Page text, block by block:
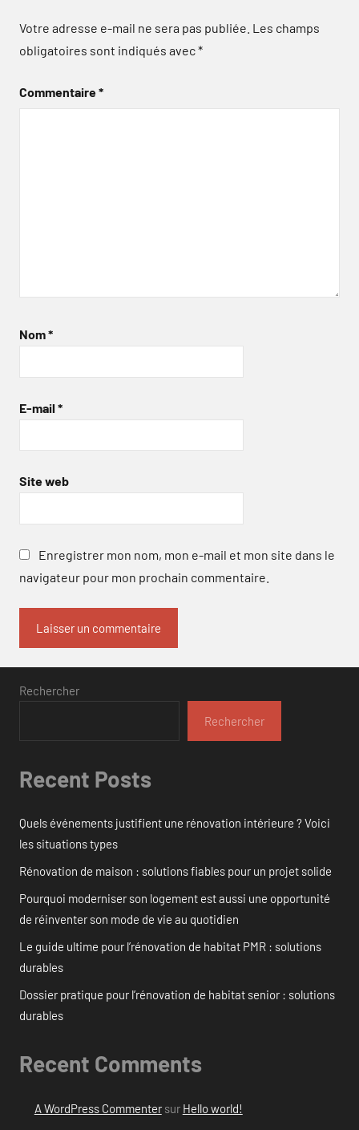
Votre adresse e-mail ne sera pas publiée. Les champs
obligatoires sont indiqués avec*
Commentaire*
Nom*
E-mail *
Site web
Enregistrer mon nom, mon e-mail et mon site dans le
navigateur pour mon prochain commentaire.
Rechercher
Rechercher
Recent Posts
Quels événements justifient une rénovation intérieure ? Voici
les situations types
Rénovation de maison : solutions fiables pour un projet solide
Pourquoi moderniser son logement est aussi une opportunité
de réinventer son mode de vie au quotidien
Le guide ultime pour l’rénovation de habitat PMR : solutions
durables
Dossier pratique pour l’rénovation de habitat senior : solutions
durables
Recent Comments
A WordPress Commentersur Hello world!